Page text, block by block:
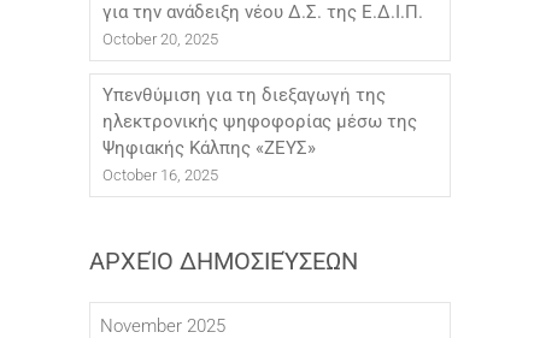
για την ανάδειξη νέου Δ.Σ. της Ε.Δ.Ι.Π.
October 20, 2025
Υπενθύμιση για τη διεξαγωγή της
ηλεκτρονικής ψηφοφορίας μέσω της
Ψηφιακής Κάλπης «ΖΕΥΣ»
October 16, 2025
ΑΡΧΕΊΟ ΔΗΜΟΣΙΕΎΣΕΩΝ
November 2025